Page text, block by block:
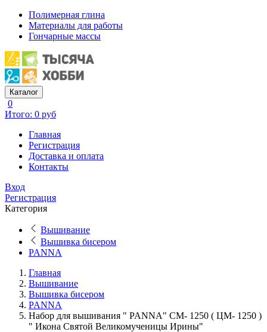
Полимерная глина
Материалы для работы
Гончарные массы
Каталог
0
Итого: 0 руб
Главная
Регистрация
Доставка и оплата
Контакты
Вход
Регистрация
Категория
Вышивание
Вышивка бисером
PANNA
Главная
Вышивание
Вышивка бисером
PANNA
Набор для вышивания " PANNA" CM- 1250 ( ЦМ- 1250 )
" Икона Святой Великомученицы Ирины"